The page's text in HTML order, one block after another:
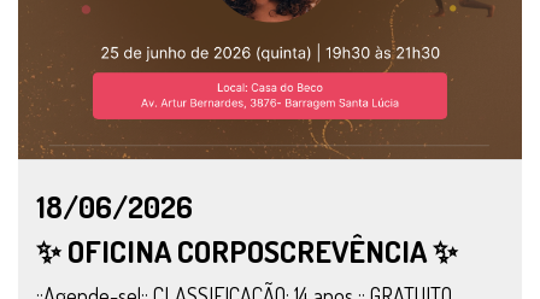
18/06/2026
✨ OFICINA CORPOSCREVÊNCIA ✨